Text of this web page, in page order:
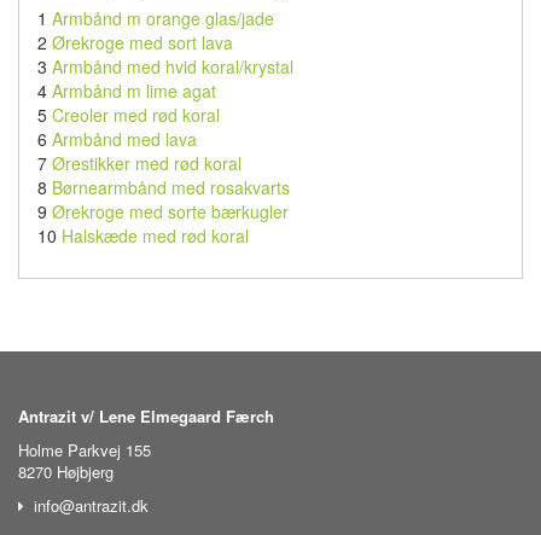
1 Armbånd m orange glas/jade
2 Ørekroge med sort lava
3 Armbånd med hvid koral/krystal
4 Armbånd m lime agat
5 Creoler med rød koral
6 Armbånd med lava
7 Ørestikker med rød koral
8 Børnearmbånd med rosakvarts
9 Ørekroge med sorte bærkugler
10 Halskæde med rød koral
Antrazit v/ Lene Elmegaard Færch
Holme Parkvej 155
8270 Højbjerg
info@antrazit.dk